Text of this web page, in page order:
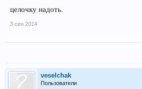
целочку надоть.
3 сен 2014
veselchak
Пользователи